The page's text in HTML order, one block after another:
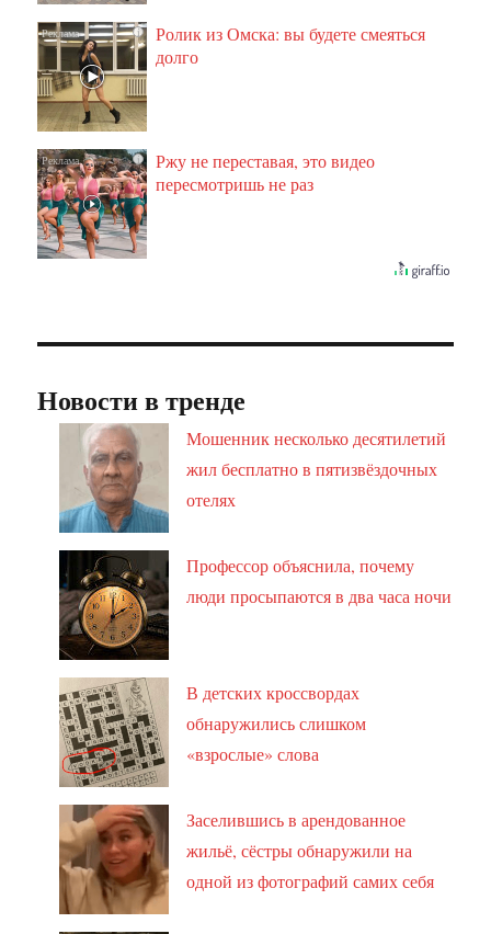
i
Ролик из Омска: вы будете смеяться
долго
i
Ржу не переставая, это видео
пересмотришь не раз
Новости в тренде
Мошенник несколько десятилетий
жил бесплатно в пятизвёздочных
отелях
Профессор объяснила, почему
люди просыпаются в два часа ночи
В детских кроссвордах
обнаружились слишком
«взрослые» слова
Заселившись в арендованное
жильё, сёстры обнаружили на
одной из фотографий самих себя